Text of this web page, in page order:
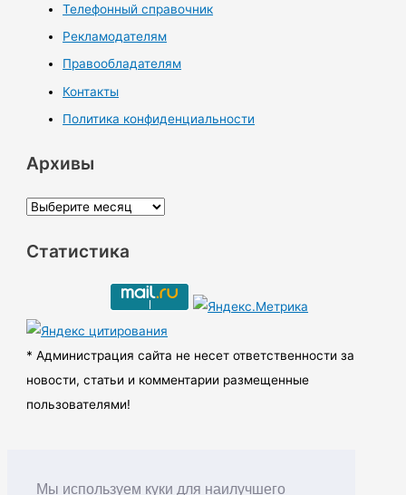
Мы используем куки для наилучшего
Телефонный справочник
Рекламодателям
Правообладателям
Контакты
Политика конфиденциальности
Архивы
А
х
ы
Статистика
* Администрация сайта не несет ответственности за
новости, статьи и комментарии размещенные
пользователями!